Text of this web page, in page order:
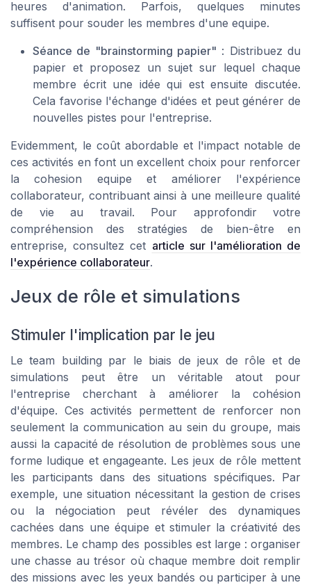
heures d'animation. Parfois, quelques minutes
suffisent pour souder les membres d'une equipe.
Séance de "brainstorming papier" : Distribuez du
papier et proposez un sujet sur lequel chaque
membre écrit une idée qui est ensuite discutée.
Cela favorise l'échange d'idées et peut générer de
nouvelles pistes pour l'entreprise.
Evidemment, le coût abordable et l'impact notable de
ces activités en font un excellent choix pour renforcer
la cohesion equipe et améliorer l'expérience
collaborateur, contribuant ainsi à une meilleure qualité
de vie au travail. Pour approfondir votre
compréhension des stratégies de bien-être en
entreprise, consultez cet article sur l'amélioration de
l'expérience collaborateur.
Jeux de rôle et simulations
Stimuler l'implication par le jeu
Le team building par le biais de jeux de rôle et de
simulations peut être un véritable atout pour
l'entreprise cherchant à améliorer la cohésion
d'équipe. Ces activités permettent de renforcer non
seulement la communication au sein du groupe, mais
aussi la capacité de résolution de problèmes sous une
forme ludique et engageante. Les jeux de rôle mettent
les participants dans des situations spécifiques. Par
exemple, une situation nécessitant la gestion de crises
ou la négociation peut révéler des dynamiques
cachées dans une équipe et stimuler la créativité des
membres. Le champ des possibles est large : organiser
une chasse au trésor où chaque membre doit remplir
des missions avec les yeux bandés ou participer à une